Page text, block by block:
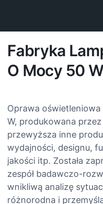
Fabryka
O Mocy 50
Oprawa
W, produkowana
przewyższa inne
wydajności, designu,
jakości itp. Została
zespół badawczo-
wnikliwą analizę
różnorodna i